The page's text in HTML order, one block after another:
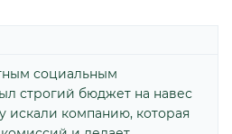
социальным
строгий бюджет на навес
искали компанию, которая